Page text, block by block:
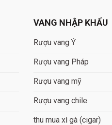
VANG NHẬP KHẨU
Rượu vang Ý
Rượu vang Pháp
Rượu vang mỹ
Rượu vang chile
thu mua xì gà (cigar)